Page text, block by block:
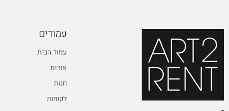
עמודים
עמוד הבית
אודות
חנות
לקוחות